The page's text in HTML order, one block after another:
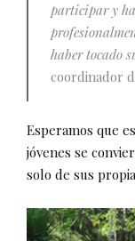
participar y
haber tocado
coordinador
Esperamos que
jóvenes se
solo de sus